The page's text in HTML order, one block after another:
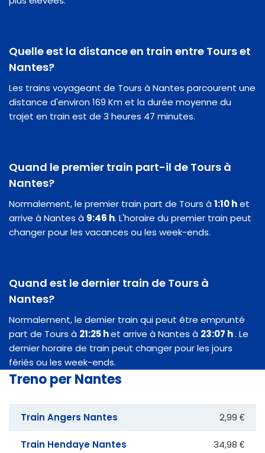
Quelle est la distance en train entre Tours et
Nantes?
Les trains voyageant de Tours à Nantes parcourent une
distance d'environ 169 Km et la durée moyenne du
trajet en train est de 3 heures 47 minutes.
Quand le premier train part-il de Tours à
Nantes?
Normalement, le premier train part de Tours à1:10 het
arrive à Nantes à 9:46 h. L'horaire du premier train peut
changer pour les vacances ou les week-ends.
Quand est le dernier train de Tours à
Nantes?
Normalement, le dernier train qui peut être emprunté
part de Tours à 21:25 het arrive à Nantes à 23:07 h. Le
dernier horaire de train peut changer pour les jours
fériés ou les week-ends.
Treno per Nantes
Train Angers Nantes 2,99 €
Train Hendaye Nantes 34,98 €